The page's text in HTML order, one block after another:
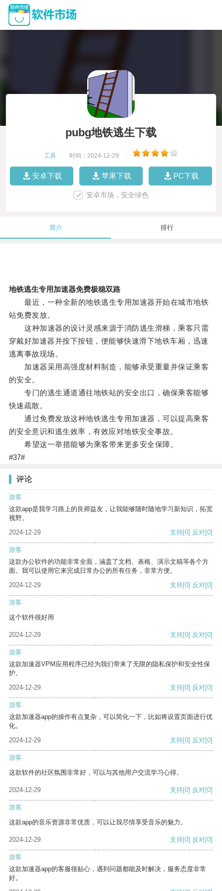
pubg地铁逃生下载
工具 时间：2024-12-29
安卓下载 苹果下载 PC下载
安卓市场，安全绿色
简介 排行
地铁逃生专用加速器免费极稳双路
最近，一种全新的地铁逃生专用加速器开始在城市地铁
站免费发放。
这种加速器的设计灵感来源于消防逃生滑梯，乘客只需
穿戴好加速器并按下按钮，便能够快速滑下地铁车厢，迅速
逃离事故现场。
加速器采用高强度材料制造，能够承受重量并保证乘客
的安全。
专门的逃生通道通往地铁站的安全出口，确保乘客能够
快速疏散。
通过免费发放这种地铁逃生专用加速器，可以提高乘客
的安全意识和逃生效率，有效应对地铁安全事故。
希望这一举措能够为乘客带来更多安全保障。
#37#
评论
游客
这款app是我学习路上的良师益友，让我能够随时随地学习新知识，拓宽
视野。
2024-12-29
支持[0] 反对[0]
游客
这款办公软件的功能非常全面，涵盖了文档、表格、演示文稿等各个方
面。我可以使用它来完成日常办公的所有任务，非常方便。
2024-12-29
支持[0] 反对[0]
游客
这个软件很好用
2024-12-29 支持[0] 反对[0]
游客
这款加速器VPM应用程序已经为我们带来了无限的隐私保护和安全性保
护。
2024-12-29
支持[0] 反对[0]
游客
这款加速器app的操作有点复杂，可以简化一下，比如将设置页面进行优
化。
2024-12-29
支持[0] 反对[0]
游客
这款软件的社区氛围非常好，可以与其他用户交流学习心得。
2024-12-29 支持[0] 反对[0]
游客
这款app的音乐资源非常优质，可以让我尽情享受音乐的魅力。
2024-12-29 支持[0] 反对[0]
游客
这款加速器app的客服很贴心，遇到问题都能及时解决，服务态度非常
好。